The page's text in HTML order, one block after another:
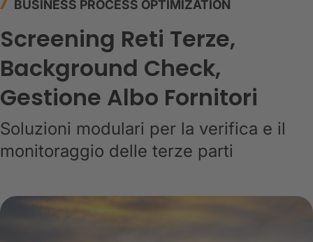
BUSINESS PROCESS OPTIMIZATION
Screening Reti Terze,
Background Check,
Gestione Albo Fornitori
Soluzioni modulari per la verifica e il
monitoraggio delle terze parti